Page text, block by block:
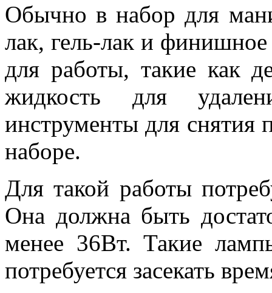
Обычно в набор для
лак, гель-лак и
для работы, такие как
жидкость для
инструменты для снятия
наборе.
Для такой работы
Она должна быть
менее 36Вт. Такие
потребуется засекать